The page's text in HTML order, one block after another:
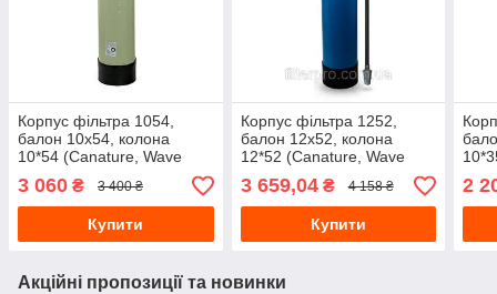
Корпус фільтра 1054,
балон 10х54, колона
10*54 (Canature, Wave
3 060 ₴ 3 400 ₴
Купити
Корпус фільтра 1252,
балон 12х52, колона
12*52 (Canature, Wave
Cyber) 12"х52" з трубою та
дистриб.
3 659,04₴ 4 158 ₴
Купити
2
Акційні пропозиції та новинки